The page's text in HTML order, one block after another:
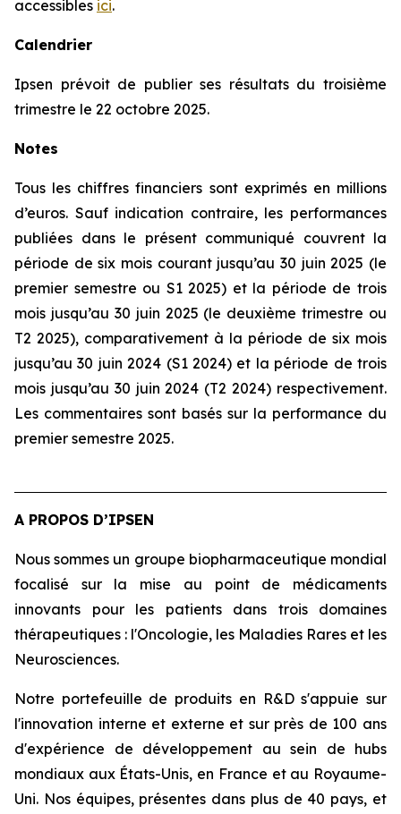
accessibles ici.
Calendrier
Ipsen prévoit de publier ses résultats du troisième
trimestre le 22 octobre 2025.
Notes
Tous les chiffres financiers sont exprimés en millions
d’euros. Sauf indication contraire, les performances
publiées dans le présent communiqué couvrent la
période de six mois courant jusqu’au 30 juin 2025 (le
premier semestre ou S1 2025) et la période de trois
mois jusqu’au 30 juin 2025 (le deuxième trimestre ou
T2 2025), comparativement à la période de six mois
jusqu’au 30 juin 2024 (S1 2024) et la période de trois
mois jusqu’au 30 juin 2024 (T2 2024) respectivement.
Les commentaires sont basés sur la performance du
premier semestre 2025.
A PROPOS D’IPSEN
Nous sommes un groupe biopharmaceutique mondial
focalisé sur la mise au point de médicaments
innovants pour les patients dans trois domaines
thérapeutiques : l'Oncologie, les Maladies Rares et les
Neurosciences.
Notre portefeuille de produits en R&D s'appuie sur
l'innovation interne et externe et sur près de 100 ans
d'expérience de développement au sein de hubs
mondiaux aux États-Unis, en France et au Royaume-
Uni. Nos équipes, présentes dans plus de 40 pays, et